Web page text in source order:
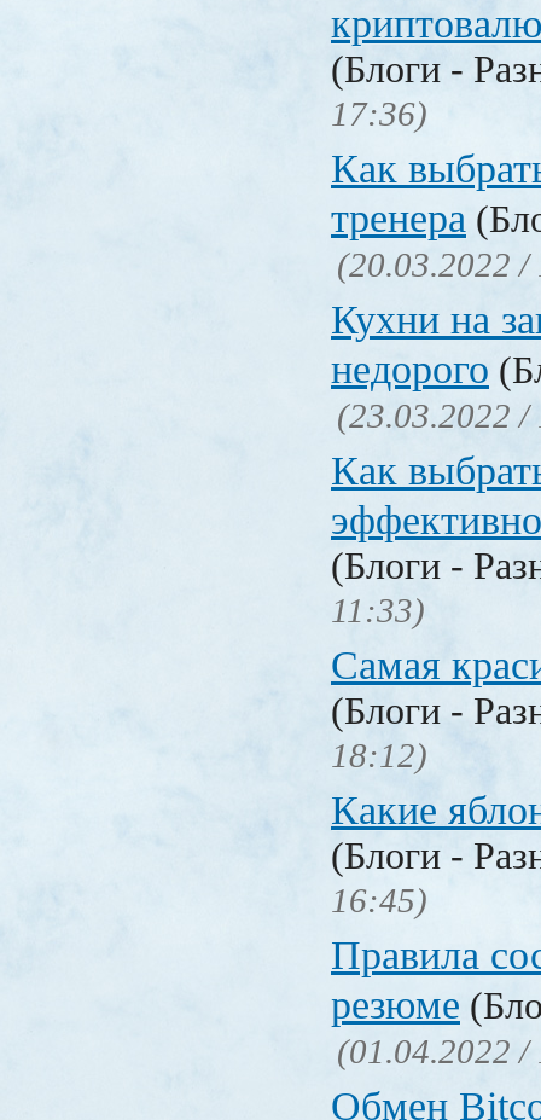
(Блоги -
17:36)
Как
тренера
(20.03.2022 /
Кухни на
недорого
(23.03.2022 /
Как
(Блоги -
11:33)
Самая
(Блоги -
18:12)
Какие
(Блоги -
16:45)
Правила
резюме
(01.04.2022 /
Обмен